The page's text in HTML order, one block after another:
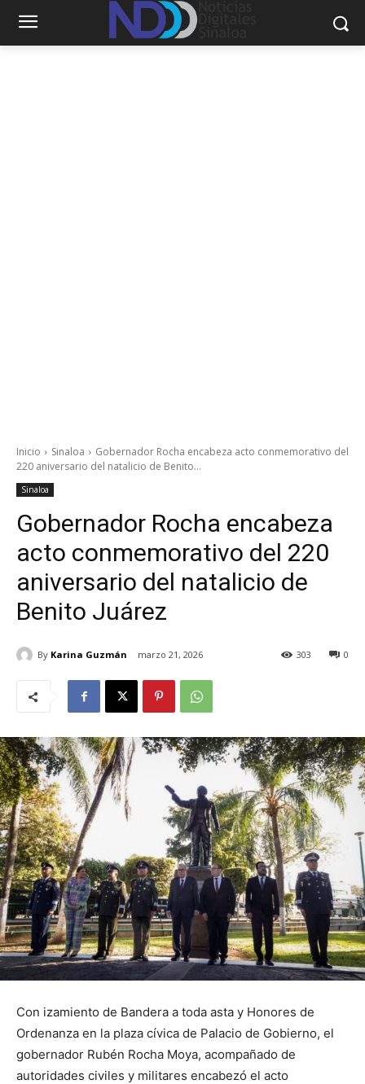
Inicio Sinaloa
Gobernador Rocha encabeza acto conmemorativo del
220 aniversario del natalicio de Benito...
Sinaloa
Gobernador Rocha encabeza
acto conmemorativo del 220
aniversario del natalicio de
Benito Juárez
By Karina Guzmán marzo 21, 2026 0
303
Con izamiento de Bandera a toda asta y Honores de
Ordenanza en la plaza cívica de Palacio de Gobierno, el
gobernador Rubén Rocha Moya, acompañado de
autoridades civiles y militares encabezó el acto